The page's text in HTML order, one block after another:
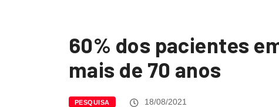
60% dos pacientes
mais de 70 anos
PESQUISA 18/08/2021